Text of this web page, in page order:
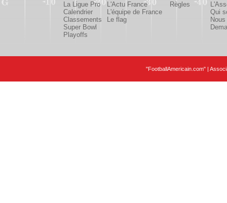
La Ligue Pro
Calendrier
Classements
Super Bowl
Playoffs
L'Actu France
L'équipe de France
Le flag
Règles
Qui
"FootballAmericain.com" |